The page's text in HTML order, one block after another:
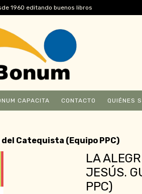
1960 editando buenos libros
CAPACITA CONTACTO QUIÉNES
Catequista (Equipo PPC)
LA
JESÚS.
PPC)